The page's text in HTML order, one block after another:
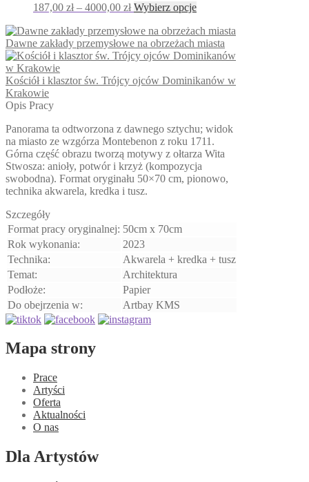
187,00 zł – 4000,00 złZakres
od
187,00 zł
do
Wybierz opcjeTen
ma
wiele
wariantów.
można
produktu
Dawne zakłady przemysłowe na obrzeżach miasta
Kościół i klasztor św. Trójcy ojców Dominikanów w
Krakowie
Opis Pracy
Panorama ta odtworzona z dawnego sztychu; widok
na miasto ze wzgórza Montebenon z roku 1711.
Górna część obrazu tworzą motywy z ołtarza Wita
Stwosza: anioły, potwór i krzyż (kompozycja
swobodna). Format oryginału 50×70 cm, pionowo,
technika akwarela, kredka i tusz.
Szczegóły
Format pracy oryginalnej: 50cm x 70cm
Rok wykonania:
2023
Technika:
Akwarela + kredka + tusz
Temat:
Architektura
Podłoże:
Papier
Do obejrzenia w:
Artbay KMS
Mapa strony
Prace
Artyści
Oferta
Aktualności
O nas
Dla Artystów